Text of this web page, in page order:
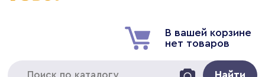
В вашей корзине
нет товаров
Найти